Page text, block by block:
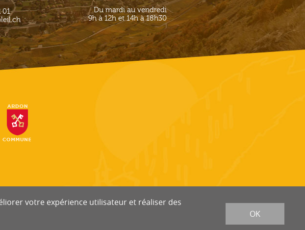
01
Du mardi au vendredi
9h à 12h et 14h à 18h30
votre expérience utilisateur et réaliser des
OK